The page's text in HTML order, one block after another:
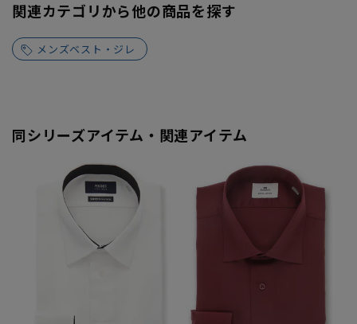
関連カテゴリから他の商品を探す
メンズベスト・ジレ
同シリーズアイテム・関連アイテム